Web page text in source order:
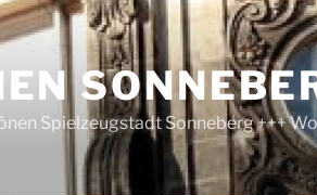
Spielzeugstadt Sonneberg +++